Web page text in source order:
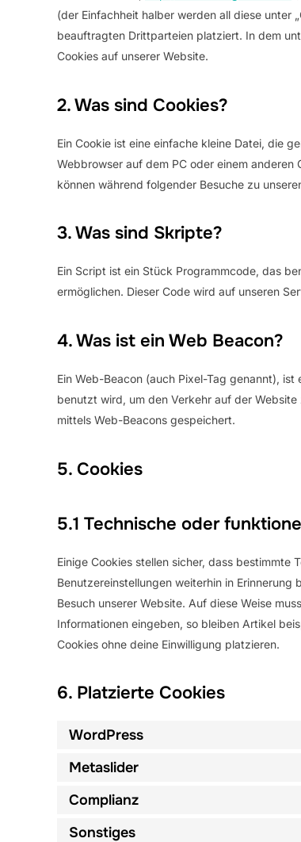
(der Einfachheit halber werden all diese unter
beauftragten Drittparteien platziert. In dem
Cookies auf unserer Website.
2. Was sind Cookies?
Ein Cookie ist eine einfache kleine Datei, die
Webbrowser auf dem PC oder einem
können während folgender Besuche zu
3. Was sind Skripte?
Ein Script ist ein Stück Programmcode, das
ermöglichen. Dieser Code wird auf unseren
4. Was ist ein Web Beacon?
Ein Web-Beacon (auch Pixel-Tag genannt),
benutzt wird, um den Verkehr auf der
mittels Web-Beacons gespeichert.
5. Cookies
5.1 Technische oder
Einige Cookies stellen sicher, dass
Benutzereinstellungen weiterhin in
Besuch unserer Website. Auf diese Weise
Informationen eingeben, so bleiben Artikel
Cookies ohne deine Einwilligung platzieren.
6. Platzierte Cookies
WordPress
Metaslider
Complianz
Sonstiges